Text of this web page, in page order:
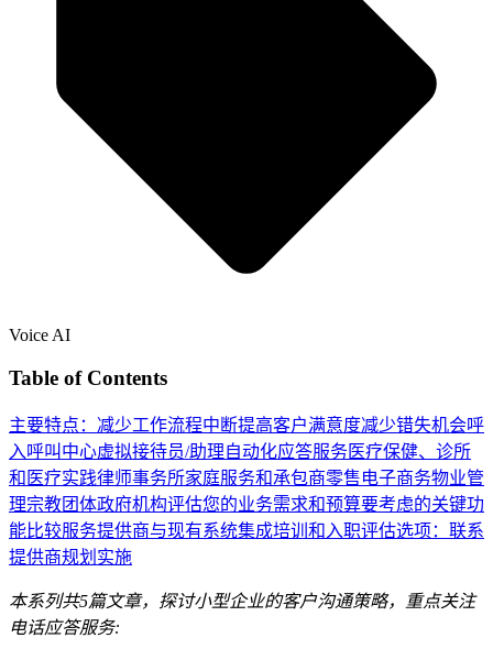
Voice AI
Table of Contents
主要特点： 减少工作流程中断提高客户满意度减少错失机会呼
入呼叫中心虚拟接待员/助理自动化应答服务医疗保健、诊所
和医疗实践律师事务所家庭服务和承包商零售电子商务物业管
理宗教团体政府机构评估您的业务需求和预算要考虑的关键功
能比较服务提供商与现有系统集成培训和入职评估选项： 联系
提供商规划实施
本系列共5篇文章，探讨小型企业的客户沟通策略，重点关注
电话应答服务: